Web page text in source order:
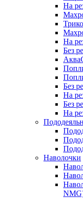
На
На
Без
Без
На
Без
На
Наволочки